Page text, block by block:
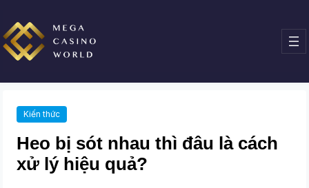
đến
phần
nội
dung
Kiến thức
Heo bị sót nhau thì đâu là cách
xử lý hiệu quả?